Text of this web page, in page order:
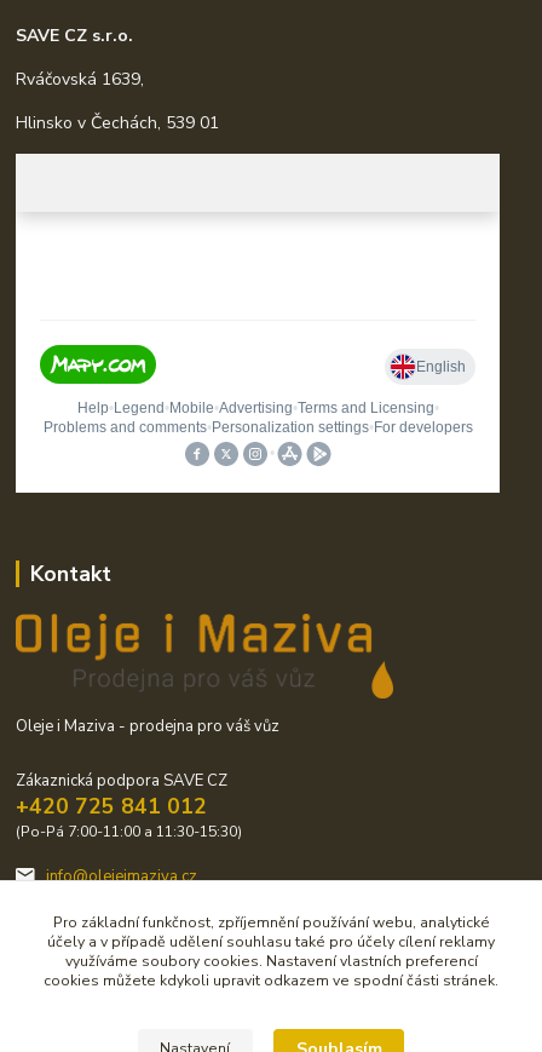
SAVE CZ s.r.o.
Rváčovská 1639,
Hlinsko v Čechách, 539 01
Kontakt
Oleje i Maziva - prodejna pro váš vůz
Zákaznická podpora SAVE CZ
+420 725 841 012
(Po-Pá 7:00-11:00 a 11:30-15:30)
info@olejeimaziva.cz
Upravit sběr cookies.
Pro základní funkčnost, zpříjemnění používání webu, analytické
účely a v případě udělení souhlasu také pro účely cílení reklamy
využíváme soubory cookies. Nastavení vlastních preferencí
cookies můžete kdykoli upravit odkazem ve spodní části stránek.